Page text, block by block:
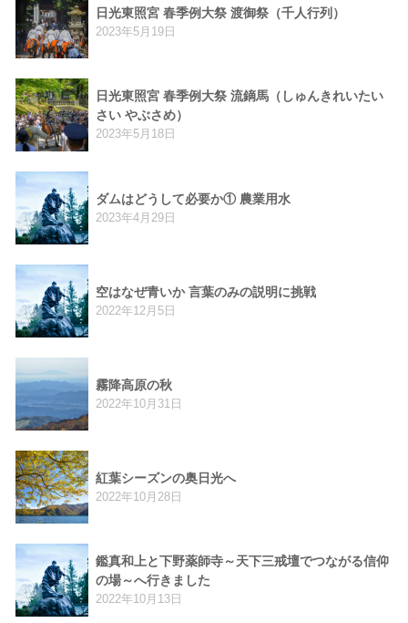
日光東照宮 春季例大祭 渡御祭（千人行列）
2023年5月19日
日光東照宮 春季例大祭 流鏑馬（しゅんきれいたい
さい やぶさめ）
2023年5月18日
ダムはどうして必要か① 農業用水
2023年4月29日
空はなぜ青いか 言葉のみの説明に挑戦
2022年12月5日
霧降高原の秋
2022年10月31日
紅葉シーズンの奥日光へ
2022年10月28日
鑑真和上と下野薬師寺～天下三戒壇でつながる信仰
の場～へ行きました
2022年10月13日